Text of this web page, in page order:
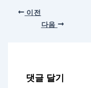
이전
다음
댓글 달기